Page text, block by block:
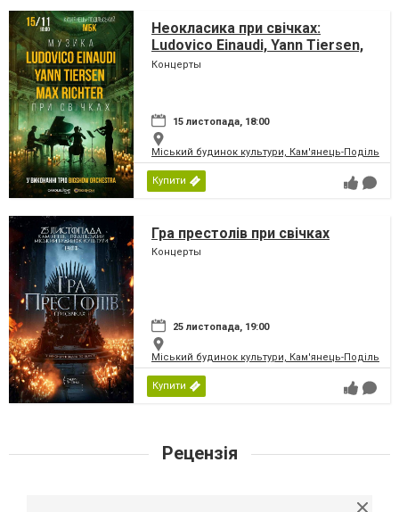
Неокласика при свічках:
Ludovico Einaudi, Yann Tiersen,
Max Richter
Концерты
15 листопада, 18:00
Міський будинок культури, Кам'янець-
Купити
Гра престолів при свічках
Концерты
25 листопада, 19:00
Міський будинок культури, Кам'янець-
Купити
Рецензія